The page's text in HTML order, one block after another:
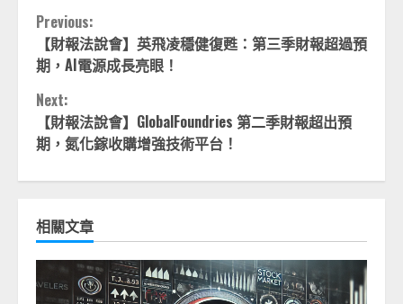
Continue
Reading
Previous:
【財報法說會】英飛凌穩健復甦：第三季財報超過預
期，AI電源成長亮眼！
Next:
【財報法說會】GlobalFoundries 第二季財報超出預
期，氮化鎵收購增強技術平台！
相關文章